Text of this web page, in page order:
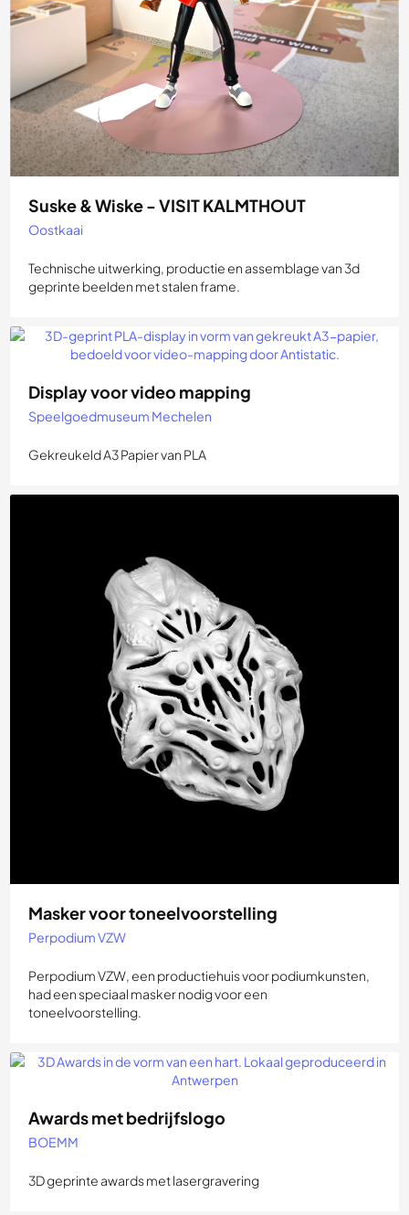
Suske & Wiske - VISIT KALMTHOUT
Oostkaai
Technische uitwerking, productie en assemblage van 3d
geprinte beelden met stalen frame.
Display voor video mapping
Speelgoedmuseum Mechelen
Gekreukeld A3 Papier van PLA
Masker voor toneelvoorstelling
Perpodium VZW
Perpodium VZW, een productiehuis voor podiumkunsten,
had een speciaal masker nodig voor een
toneelvoorstelling.
Awards met bedrijfslogo
BOEMM
3D geprinte awards met lasergravering